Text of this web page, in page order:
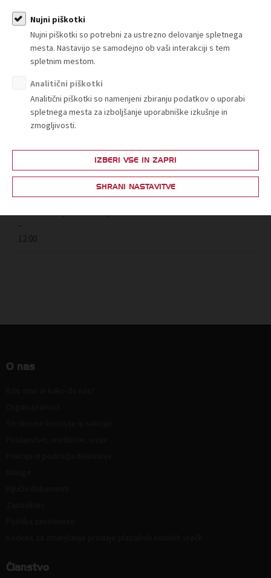
- itd..
11.00
- Predpisi s področja
energijskega označevanja in
okoljsko primerne zasnove
proizvodov, iz pristojnosti
nadzora TIRS
- Najpogostejše kršitve
(energijsko označevanje;
tako pri klasični kot pri spletni
prodaji.
inšpektorata RS
–
12.00
O nas
Članstvo
Nujni piškotki
Nujni piškotki so potrebni za ustrezno delovanje spletnega
mesta. Nastavijo se samodejno ob vaši interakciji s tem
spletnim mestom.
Analitični piškotki
Analitični piškotki so namenjeni zbiranju podatkov o uporabi
spletnega mesta za izboljšanje uporabniške izkušnje in
zmogljivosti.
IZBERI VSE IN ZAPRI
SHRANI NASTAVITVE